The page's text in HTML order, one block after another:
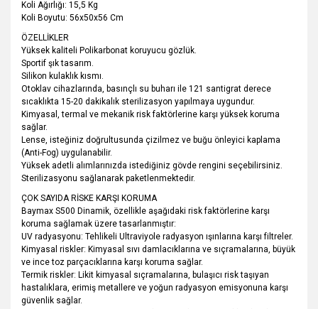
Koli Ağırlığı: 15,5 Kg
Koli Boyutu: 56x50x56 Cm
ÖZELLİKLER
Yüksek kaliteli Polikarbonat koruyucu gözlük.
Sportif şık tasarım.
Silikon kulaklık kısmı.
Otoklav cihazlarında, basınçlı su buharı ile 121 santigrat derece
sıcaklıkta 15-20 dakikalık sterilizasyon yapılmaya uygundur.
Kimyasal, termal ve mekanik risk faktörlerine karşı yüksek koruma
sağlar.
Lense, isteğiniz doğrultusunda çizilmez ve buğu önleyici kaplama
(Anti-Fog) uygulanabilir.
Yüksek adetli alımlarınızda istediğiniz gövde rengini seçebilirsiniz.
Sterilizasyonu sağlanarak paketlenmektedir.
ÇOK SAYIDA RİSKE KARŞI KORUMA
Baymax S500 Dinamik, özellikle aşağıdaki risk faktörlerine karşı
koruma sağlamak üzere tasarlanmıştır:
UV radyasyonu: Tehlikeli Ultraviyole radyasyon ışınlarına karşı filtreler.
Kimyasal riskler: Kimyasal sıvı damlacıklarına ve sıçramalarına, büyük
ve ince toz parçacıklarına karşı koruma sağlar.
Termik riskler: Likit kimyasal sıçramalarına, bulaşıcı risk taşıyan
hastalıklara, erimiş metallere ve yoğun radyasyon emisyonuna karşı
güvenlik sağlar.